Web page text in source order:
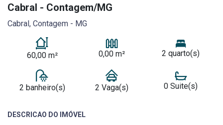
Cabral - Contagem/MG
Cabral, Contagem - MG
60,00 m² 0,00 m² 2 quarto(s)
2 banheiro(s) 2 Vaga(s) 0 Suite(s)
DESCRICAO DO IMÓVEL